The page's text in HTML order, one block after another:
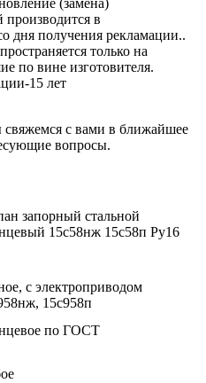
производится в
дня получения рекламации..
только на
по вине изготовителя.
15 лет
с вами в ближайшее
вопросы.
запорный стальной
15с58нж 15с58п Ру16
с электроприводом
15с958п
по ГОСТ